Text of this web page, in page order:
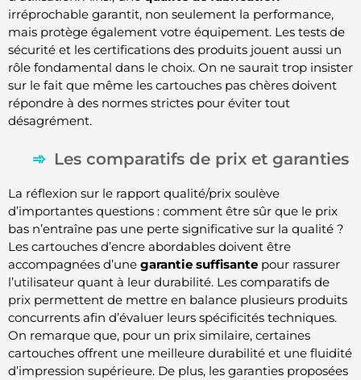
irréprochable garantit, non seulement la performance,
mais protège également votre équipement. Les tests de
sécurité et les certifications des produits jouent aussi un
rôle fondamental dans le choix. On ne saurait trop insister
sur le fait que même les cartouches pas chères doivent
répondre à des normes strictes pour éviter tout
désagrément.
Les comparatifs de prix et garanties
La réflexion sur le rapport qualité/prix soulève
d’importantes questions : comment être sûr que le prix
bas n’entraîne pas une perte significative sur la qualité ?
Les cartouches d’encre abordables doivent être
accompagnées d’une garantie suffisante pour rassurer
l’utilisateur quant à leur durabilité. Les comparatifs de
prix permettent de mettre en balance plusieurs produits
concurrents afin d’évaluer leurs spécificités techniques.
On remarque que, pour un prix similaire, certaines
cartouches offrent une meilleure durabilité et une fluidité
d’impression supérieure. De plus, les garanties proposées